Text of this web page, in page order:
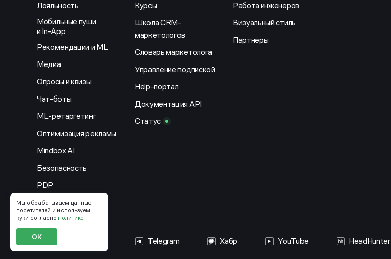
Мы обрабатываем данные
посетителей и используем
куки согласно политике
ОК
Лояльность
Мобильные пуши
и In-App
Рекомендации и ML
Медиа
Опросы и квизы
Чат-боты
ML-ретаргетинг
Оптимизация рекламы
Mindbox AI
Безопасность
PDP
Курсы
Школа CRM-
маркетологов
Словарь маркетолога
Управление подпиской
Help-портал
Документация API
Статус
Работа инженеров
Визуальный стиль
Партнеры
Telegram Хабр YouTube HeadHunter